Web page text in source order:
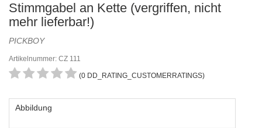
Stimmgabel an Kette (vergriffen, nicht
mehr lieferbar!)
PICKBOY
Artikelnummer: CZ 111
(0 DD_RATING_CUSTOMERRATINGS)
Abbildung